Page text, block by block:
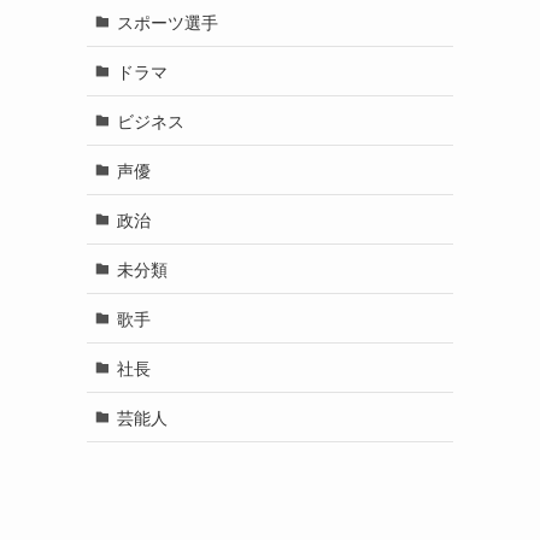
カテゴリー
YouTuber
お笑い芸人
スポーツ選手
ドラマ
ビジネス